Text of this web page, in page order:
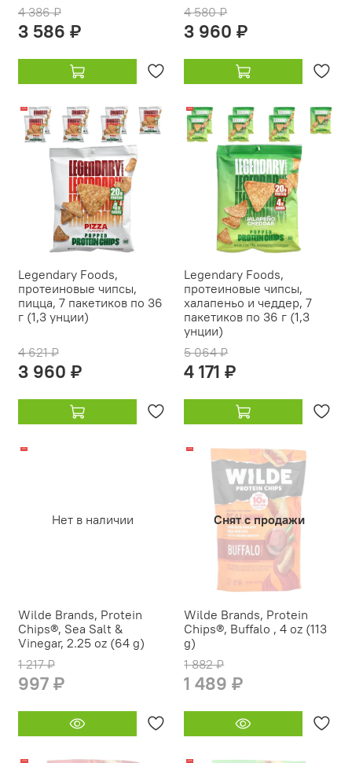
4 386 ₽
3 586 ₽
4 580 ₽
3 960 ₽
-14%
Legendary Foods,
протеиновые чипсы,
пицца, 7 пакетиков по 36
г (1,3 унции)
4 621 ₽
3 960 ₽
-18%
Legendary Foods,
протеиновые чипсы,
халапеньо и чеддер, 7
пакетиков по 36 г (1,3
унции)
5 064 ₽
4 171 ₽
Нет в наличии
-18%
Wilde Brands, Protein
Chips®, Sea Salt &
Vinegar, 2.25 oz (64 g)
1 217 ₽
997 ₽
Снят с продажи
-21%
Wilde Brands, Protein
Chips®, Buffalo , 4 oz (113
g)
1 882 ₽
1 489 ₽
-20% -14%